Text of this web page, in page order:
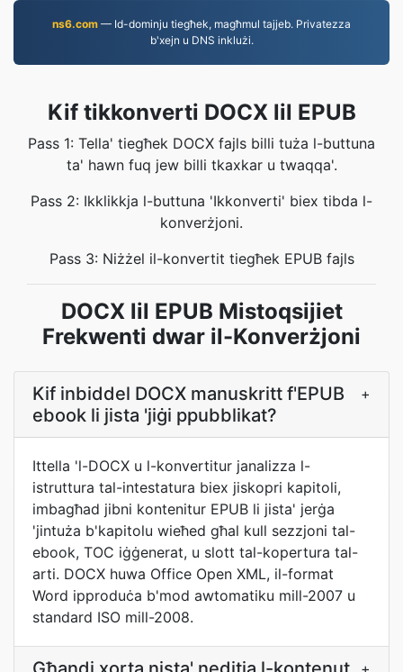
ns6.com — Id-dominju tiegħek, magħmul tajjeb. Privatezza
b'xejn u DNS inklużi.
Kif tikkonverti DOCX lil EPUB
Pass 1: Tella' tiegħek DOCX fajls billi tuża l-buttuna
ta' hawn fuq jew billi tkaxkar u twaqqa'.
Pass 2: Ikklikkja l-buttuna 'Ikkonverti' biex tibda l-
konverżjoni.
Pass 3: Niżżel il-konvertit tiegħek EPUB fajls
DOCX lil EPUB Mistoqsijiet
Frekwenti dwar il-Konverżjoni
Kif inbiddel DOCX manuskritt f'EPUB
ebook li jista 'jiġi ppubblikat?
+
Ittella 'l-DOCX u l-konvertitur janalizza l-
istruttura tal-intestatura biex jiskopri kapitoli,
imbagħad jibni kontenitur EPUB li jista' jerġa
'jintuża b'kapitolu wieħed għal kull sezzjoni tal-
ebook, TOC iġġenerat, u slott tal-kopertura tal-
arti. DOCX huwa Office Open XML, il-format
Word ipproduċa b'mod awtomatiku mill-2007 u
standard ISO mill-2008.
+